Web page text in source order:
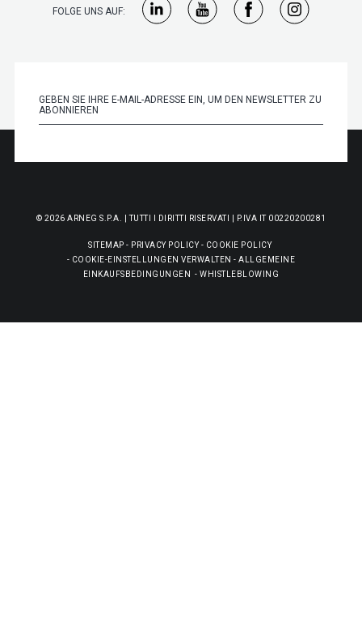
FOLGE UNS AUF:
© 2026 ARNEG S.P.A. | TUTTI I DIRITTI RISERVATI | P.IVA IT 00220200281
SITEMAP - PRIVACY POLICY - COOKIE POLICY
- COOKIE-EINSTELLUNGEN VERWALTEN -ALLGEMEINE
EINKAUFSBEDINGUNGEN
-WHISTLEBLOWING